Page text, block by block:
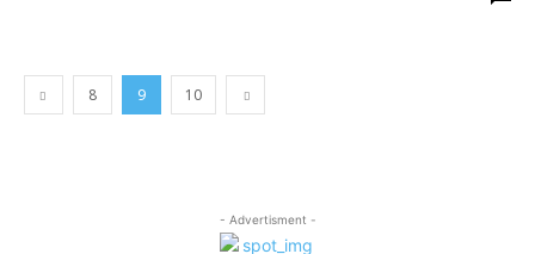
8 9 10
- Advertisment -